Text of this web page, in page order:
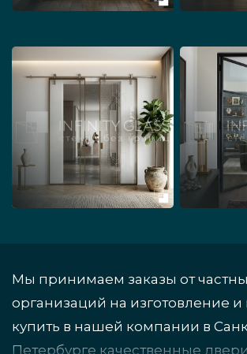
Мы принимаем заказы от
организаций на изготовление
купить в нашей компании в
Петербурге качественные